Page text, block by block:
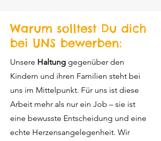
Warum solltest Du dich
bei UNS bewerben:
Unsere Haltung gegenüber den
Kindern und ihren Familien steht bei
uns im Mittelpunkt. Für uns ist diese
Arbeit mehr als nur ein Job – sie ist
eine bewusste Entscheidung und eine
echte Herzensangelegenheit. Wir